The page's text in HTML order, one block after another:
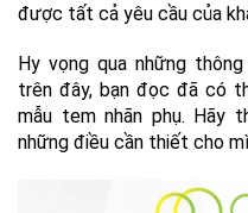
được tất cả yêu cầu của
Hy vọng qua những
trên đây, bạn đọc đã có
mẫu tem nhãn phụ. Hãy
những điều cần thiết cho